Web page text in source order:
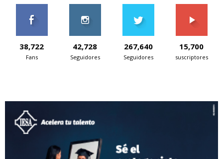
38,722
Fans
42,728
Seguidores
267,640
Seguidores
15,700
suscriptores